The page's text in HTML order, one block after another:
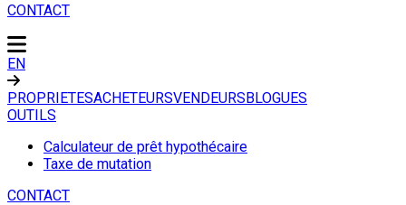
CONTACT
EN
PROPRIETESACHETEURSVENDEURSBLOGUES
OUTILS
Calculateur de prêt hypothécaire
Taxe de mutation
CONTACT